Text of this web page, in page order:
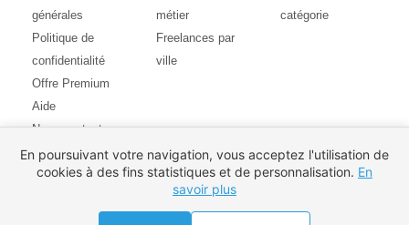
générales
Politique de
confidentialité
Offre Premium
Aide
Nous contacter
Avis des
utilisateurs
métier
Freelances par
ville
catégorie
En poursuivant votre navigation, vous acceptez l'utilisation de
cookies à des fins statistiques et de personnalisation. En
savoir plus